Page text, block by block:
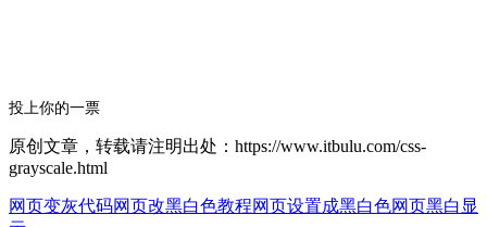
投上你的一票
原创文章，转载请注明出处：https://www.itbulu.com/css-
grayscale.html
网页变灰代码网页改黑白色教程网页设置成黑白色网页黑白显